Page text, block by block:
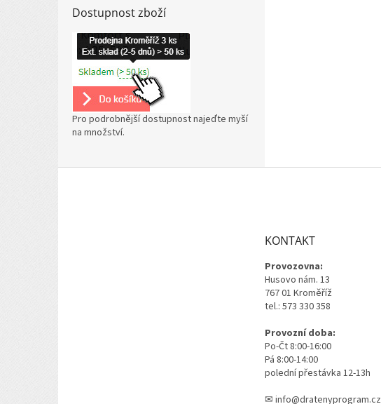
Dostupnost zboží
Pro podrobnější dostupnost najeďte myší
na množství.
KONTAKT
Provozovna:
Husovo nám. 13
767 01 Kroměříž
tel.: 573 330 358
Provozní doba:
Po-Čt 8:00-16:00
Pá 8:00-14:00
polední přestávka 12-13h
✉ info@dratenyprogram.cz